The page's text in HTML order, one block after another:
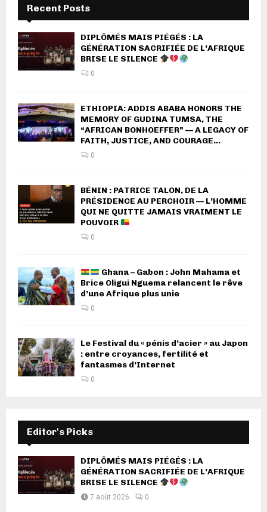
Recent Posts
DIPLÔMÉS MAIS PIÉGÉS : LA
GÉNÉRATION SACRIFIÉE DE L’AFRIQUE
BRISE LE SILENCE
0
ETHIOPIA: ADDIS ABABA HONORS THE
MEMORY OF GUDINA TUMSA, THE
“AFRICAN BONHOEFFER” — A LEGACY OF
FAITH, JUSTICE, AND COURAGE...
0
BÉNIN : PATRICE TALON, DE LA
PRÉSIDENCE AU PERCHOIR — L’HOMME
QUI NE QUITTE JAMAIS VRAIMENT LE
POUVOIR
0
Ghana – Gabon : John Mahama et
Brice Oligui Nguema relancent le rêve
d’une Afrique plus unie
0
Le Festival du « pénis d’acier » au Japon
: entre croyances, fertilité et
fantasmes d’Internet
0
Editor's Picks
DIPLÔMÉS MAIS PIÉGÉS : LA
GÉNÉRATION SACRIFIÉE DE L’AFRIQUE
BRISE LE SILENCE
7 août 2026 0